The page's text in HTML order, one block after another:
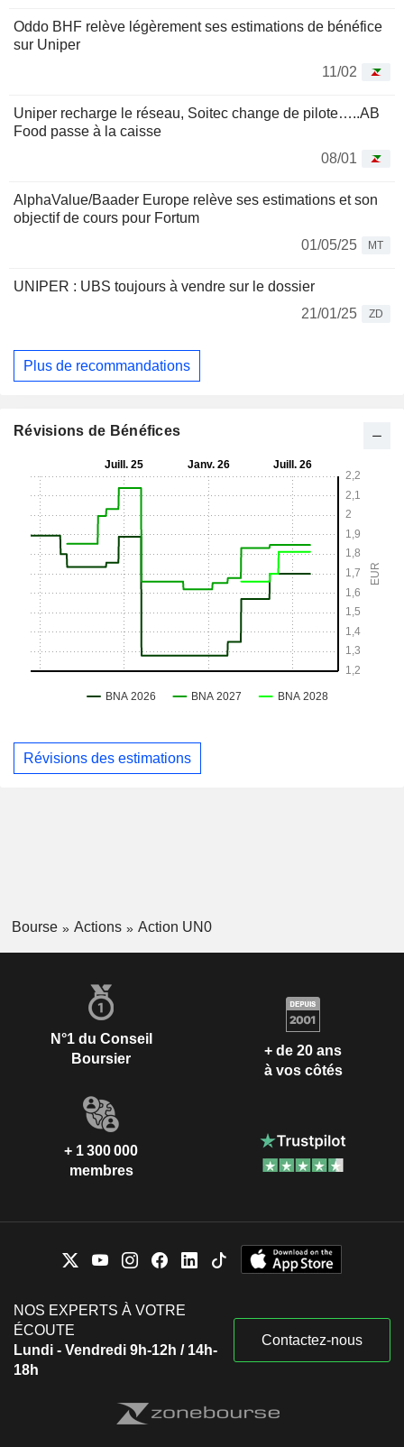
Oddo BHF relève légèrement ses estimations de bénéfice
sur Uniper
11/02
Uniper recharge le réseau, Soitec change de pilote…..AB
Food passe à la caisse
08/01
AlphaValue/Baader Europe relève ses estimations et son
objectif de cours pour Fortum
01/05/25
MT
UNIPER : UBS toujours à vendre sur le dossier
21/01/25
ZD
Plus de recommandations
Révisions de Bénéfices
Révisions des estimations
Bourse Actions Action UN0
N°1 du Conseil
Boursier
+ de 20 ans
à vos côtés
+ 1 300 000
membres
NOS EXPERTS À VOTRE
ÉCOUTE
Lundi - Vendredi 9h-12h / 14h-
18h
Contactez-nous